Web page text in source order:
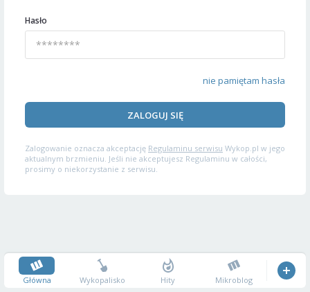
Hasło
nie pamiętam hasła
ZALOGUJ SIĘ
Zalogowanie oznacza akceptację Regulaminu serwisu Wykop.pl w jego
aktualnym brzmieniu. Jeśli nie akceptujesz Regulaminu w całości,
prosimy o niekorzystanie z serwisu.
Główna Wykopalisko Hity Mikroblog